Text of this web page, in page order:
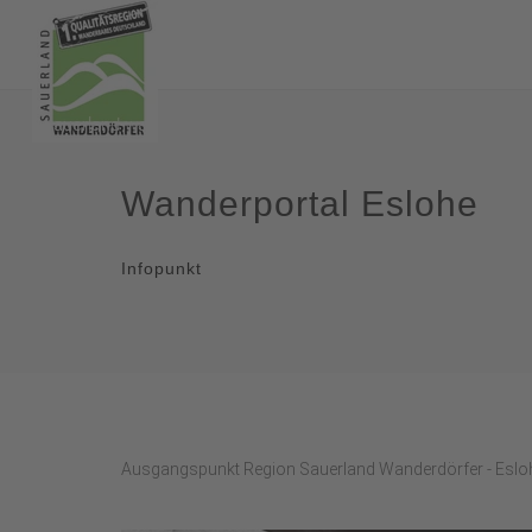
Wanderportal Eslohe
Infopunkt
Ausgangspunkt Region Sauerland Wanderdörfer -